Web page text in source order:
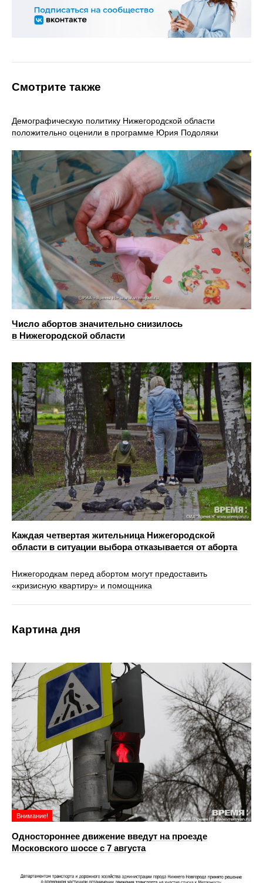
Смотрите также
Демографическую политику Нижегородской области
положительно оценили в программе Юрия Подоляки
Число абортов значительно снизилось
в Нижегородской области
Каждая четвертая жительница Нижегородской
области в ситуации выбора отказывается от аборта
Нижегородкам перед абортом могут предоставить
«кризисную квартиру» и помощника
Картина дня
Внимание!
Одностороннее движение введут на проезде
Московского шоссе с 7 августа